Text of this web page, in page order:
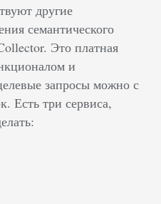
другие
семантического
Это платная
и
запросы можно с
Есть три сервиса,